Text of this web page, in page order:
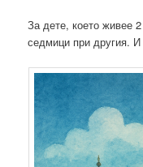
За дете, което живее
седмици при другия.